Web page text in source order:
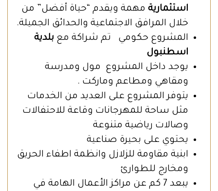
استثمارية مهمة ويقدم “حياة أفضل” من
خلال المرافق الاجتماعية والحدائق الجميلة.
المشروع حكومي تم شراكة مع بلدية
اسطنبول
يوجد داخل المشروع مول ومدرسة
ومقاهي ومطاعم وماركت .
يتوفر المشروع على العديد من الخدمات
مثل ساحة للمهرجانات وقاعة للاحتفالات
وصالات رياضية متنوعة
يحتوي على بحيرة صناعية
ابنية مقاومة للزلازل وانظمة اطفاء الحريق
ومخارج للطوارئ
يبعد 7 كم عن مراكز الأعمال الهامة في